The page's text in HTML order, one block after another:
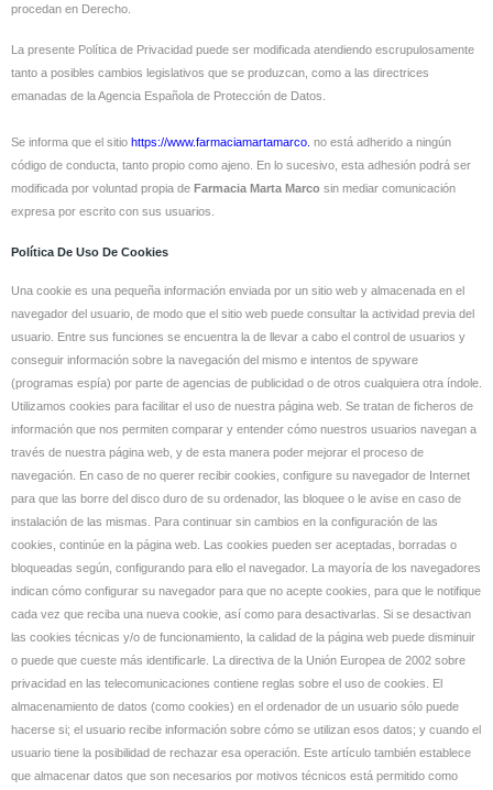
procedan en Derecho.
La presente Política de Privacidad puede ser modificada atendiendo escrupulosamente
tanto a posibles cambios legislativos que se produzcan, como a las directrices
emanadas de la Agencia Española de Protección de Datos.
Se informa que el sitio https://www.farmaciamartamarco. no está adherido a ningún
código de conducta, tanto propio como ajeno. En lo sucesivo, esta adhesión podrá ser
modificada por voluntad propia de Farmacia Marta Marco sin mediar comunicación
expresa por escrito con sus usuarios.
Política De Uso De Cookies
Una cookie es una pequeña información enviada por un sitio web y almacenada en el
navegador del usuario, de modo que el sitio web puede consultar la actividad previa del
usuario. Entre sus funciones se encuentra la de llevar a cabo el control de usuarios y
conseguir información sobre la navegación del mismo e intentos de spyware
(programas espía) por parte de agencias de publicidad o de otros cualquiera otra índole.
Utilizamos cookies para facilitar el uso de nuestra página web. Se tratan de ficheros de
información que nos permiten comparar y entender cómo nuestros usuarios navegan a
través de nuestra página web, y de esta manera poder mejorar el proceso de
navegación. En caso de no querer recibir cookies, configure su navegador de Internet
para que las borre del disco duro de su ordenador, las bloquee o le avise en caso de
instalación de las mismas. Para continuar sin cambios en la configuración de las
cookies, continúe en la página web. Las cookies pueden ser aceptadas, borradas o
bloqueadas según, configurando para ello el navegador. La mayoría de los navegadores
indican cómo configurar su navegador para que no acepte cookies, para que le notifique
cada vez que reciba una nueva cookie, así como para desactivarlas. Si se desactivan
las cookies técnicas y/o de funcionamiento, la calidad de la página web puede disminuir
o puede que cueste más identificarle. La directiva de la Unión Europea de 2002 sobre
privacidad en las telecomunicaciones contiene reglas sobre el uso de cookies. El
almacenamiento de datos (como cookies) en el ordenador de un usuario sólo puede
hacerse si; el usuario recibe información sobre cómo se utilizan esos datos; y cuando el
usuario tiene la posibilidad de rechazar esa operación. Este artículo también establece
que almacenar datos que son necesarios por motivos técnicos está permitido como